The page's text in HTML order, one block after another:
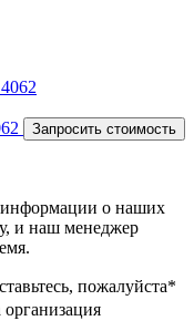
Запросить стоимость
информации о наших
и наш менеджер
пожалуйста*